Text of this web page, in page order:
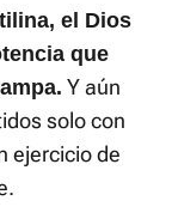
el Dios
que
Y aún
solo con
ejercicio de